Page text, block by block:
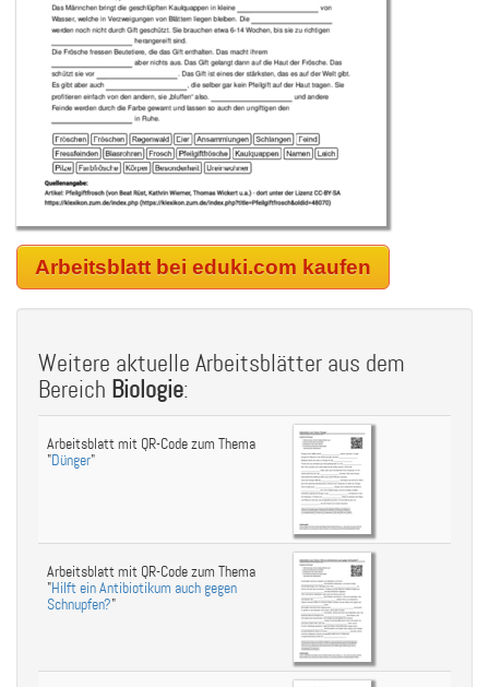
Arbeitsblatt bei eduki.com kaufen
Weitere aktuelle Arbeitsblätter aus dem
Bereich Biologie:
Arbeitsblatt mit QR-Code zum Thema
"Dünger"
Arbeitsblatt mit QR-Code zum Thema
"Hilft ein Antibiotikum auch gegen
Schnupfen?"